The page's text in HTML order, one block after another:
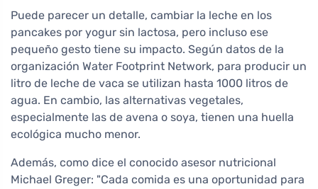
Puede parecer un detalle, cambiar la leche en los
pancakes por yogur sin lactosa, pero incluso ese
pequeño gesto tiene su impacto. Según datos de la
organización Water Footprint Network, para producir un
litro de leche de vaca se utilizan hasta 1000 litros de
agua. En cambio, las alternativas vegetales,
especialmente las de avena o soya, tienen una huella
ecológica mucho menor.
Además, como dice el conocido asesor nutricional
Michael Greger: "Cada comida es una oportunidad para